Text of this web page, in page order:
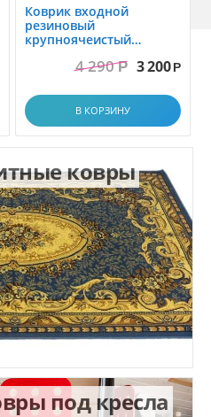
Коврик вxодной
резиновый
крупноячеистый
1.0x1.5 м4 290 Р 3 200 Р
В КОРЗИНУ
ковры
под кресла